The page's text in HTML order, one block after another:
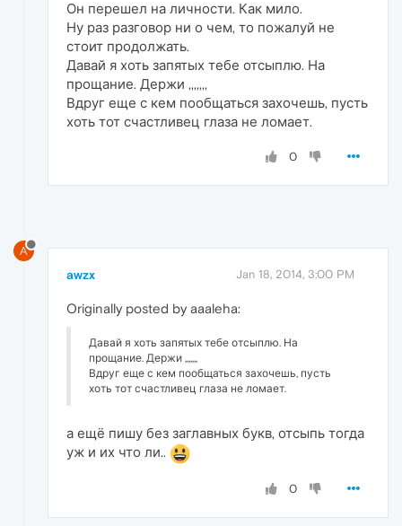
Он перешел на личности. Как мило.
Ну раз разговор ни о чем, то пожалуй не
стоит продолжать.
Давай я хоть запятых тебе отсыплю. На
прощание. Держи ,,,,,,,
Вдруг еще с кем пообщаться захочешь, пусть
хоть тот счастливец глаза не ломает.
0
A
awzx Jan 18, 2014, 3:00 PM
Originally posted by aaaleha:
Давай я хоть запятых тебе отсыплю. На
прощание. Держи ,,,,,,,
Вдруг еще с кем пообщаться захочешь, пусть
хоть тот счастливец глаза не ломает.
а ещё пишу без заглавных букв, отсыпь тогда
уж и их что ли..
0